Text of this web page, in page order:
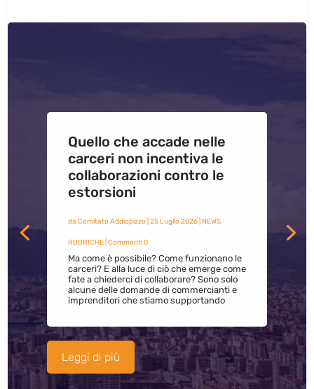
Quello che accade nelle
carceri non incentiva le
collaborazioni contro le
estorsioni
da Comitato Addiopizzo| 25 Luglio 2026| NEWS,
RUBRICHE| Commenti 0
Ma come è possibile? Come funzionano le
carceri? E alla luce di ciò che emerge come
fate a chiederci di collaborare? Sono solo
alcune delle domande di commercianti e
imprenditori che stiamo supportando
Leggi di più